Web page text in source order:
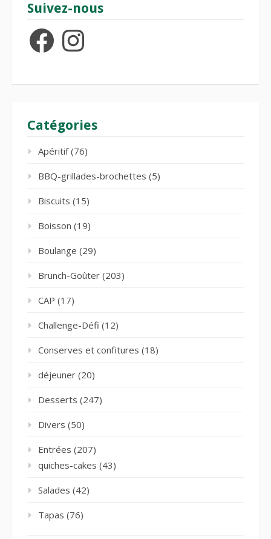
Suivez-nous
FacebookInstagram
Catégories
Apéritif(76)
BBQ-grillades-brochettes (5)
Biscuits (15)
Boisson (19)
Boulange (29)
Brunch-Goûter (203)
CAP (17)
Challenge-Défi (12)
Conserves et confitures (18)
déjeuner (20)
Desserts (247)
Divers (50)
Entrées (207)
quiches-cakes (43)
Salades (42)
Tapas (76)